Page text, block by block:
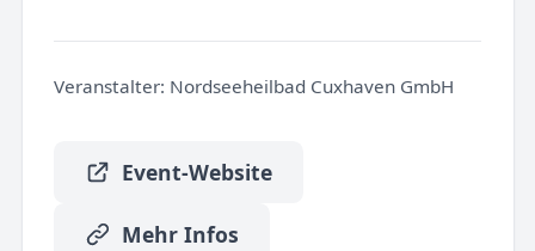
Veranstalter: Nordseeheilbad Cuxhaven GmbH
Event-Website
Mehr Infos